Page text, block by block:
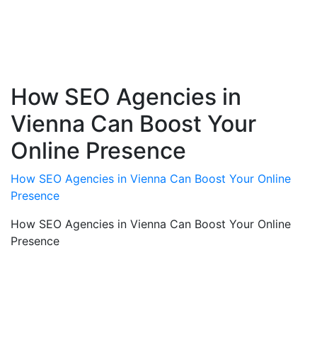
How SEO Agencies in
Vienna Can Boost Your
Online Presence
How SEO Agencies in Vienna Can Boost Your Online
Presence
How SEO Agencies in Vienna Can Boost Your Online
Presence